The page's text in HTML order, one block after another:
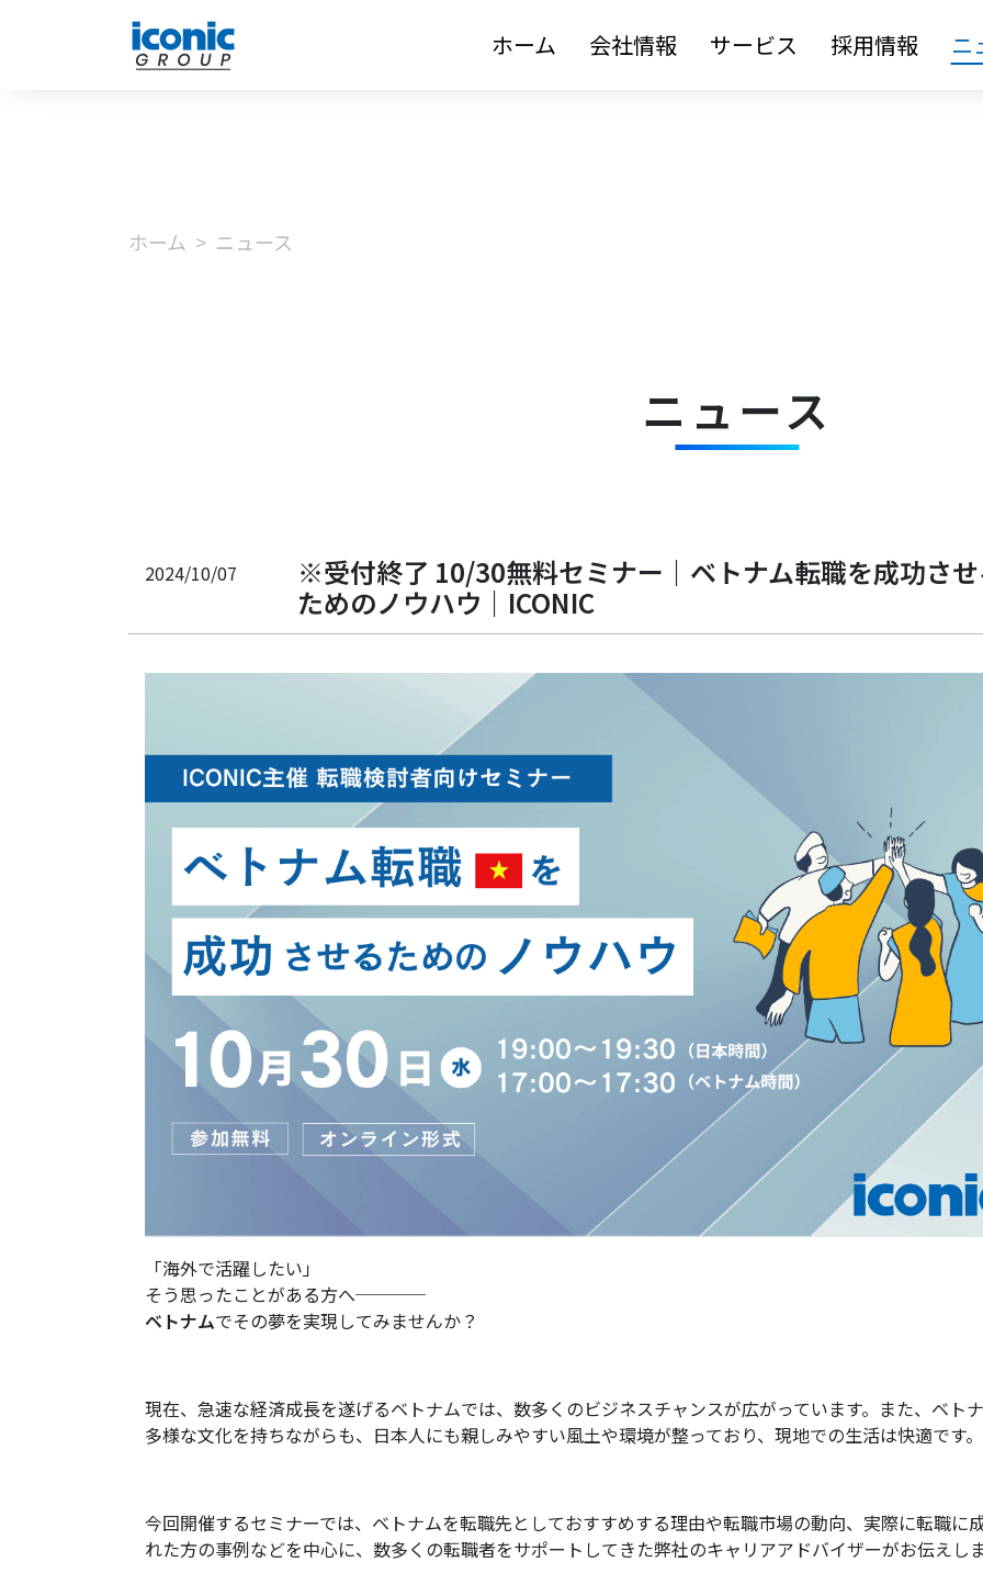
ホーム 会社情報 サービス 採用情報 ニ
ホーム ニュース
ニュース
2024/10/07
※受付終了 10/30無料セミナー｜ベトナム転職を成功させ
ためのノウハウ｜ICONIC
「海外で活躍したい」
そう思ったことがある方へ────
ベトナムでその夢を実現してみませんか？
現在、急速な経済成長を遂げるベトナムでは、数多くのビジネスチャンスが広がっています。また、ベト
多様な文化を持ちながらも、日本人にも親しみやすい風土や環境が整っており、現地での生活は快適です。
今回開催するセミナーでは、ベトナムを転職先としておすすめする理由や転職市場の動向、実際に転職に
れた方の事例などを中心に、数多くの転職者をサポートしてきた弊社のキャリアアドバイザーがお伝えしま